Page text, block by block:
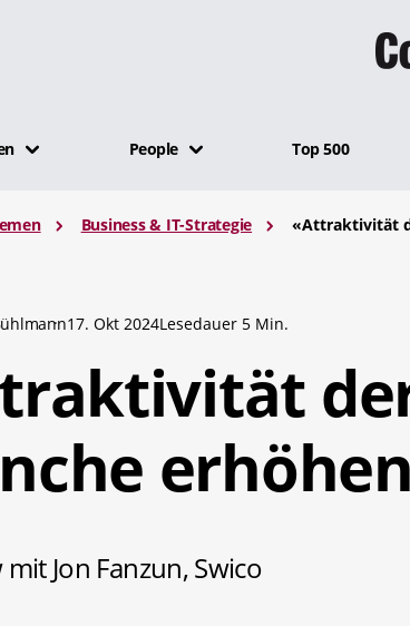
People Top 500
Business & IT-Strategie «Attraktivität
17. Okt 2024Lesedauer 5 Min.
Jon Fanzun, Swico